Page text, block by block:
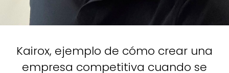
Kairox, ejemplo de cómo crear una
empresa competitiva cuando se